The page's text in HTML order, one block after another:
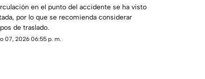
en el punto del accidente se ha visto
por lo que se recomienda considerar
de traslado.
07, 2026 06:55 p. m.